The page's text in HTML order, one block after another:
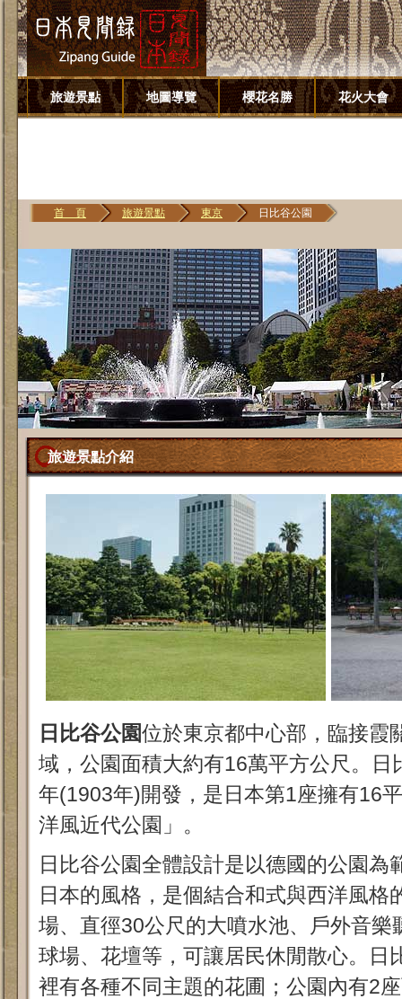
旅遊景點 地圖導覽 櫻花名勝 花火大會
首 頁 旅遊景點 東京 日比谷公園
旅遊景點介紹
日比谷公園位於東京都中心部，臨接霞
域，公園面積大約有16萬平方公尺。日
年(1903年)開發，是日本第1座擁有16
洋風近代公園」。
日比谷公園全體設計是以德國的公園為
日本的風格，是個結合和式與西洋風格
場、直徑30公尺的大噴水池、戶外音樂
球場、花壇等，可讓居民休閒散心。日
裡有各種不同主題的花圃；公園內有2